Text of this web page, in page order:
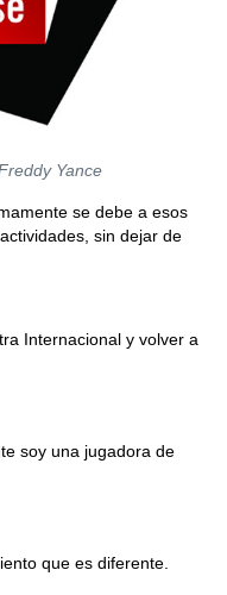
Yance
se debe a esos
sin dejar de
Internacional y volver a
soy una jugadora de
que es diferente.